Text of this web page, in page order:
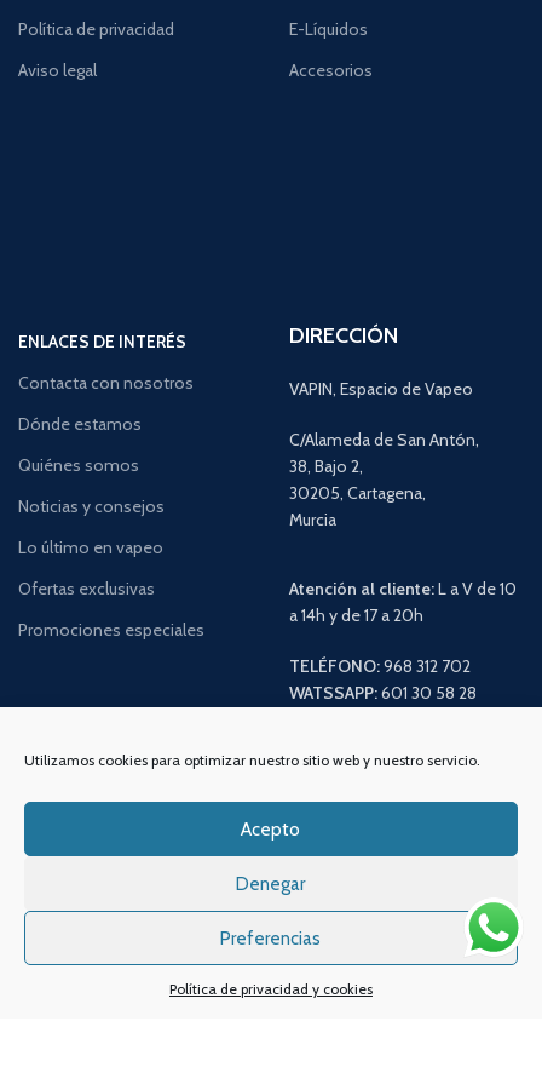
Utilizamos cookies para optimizar nuestro sitio web y nuestro servicio.
Acepto
Denegar
Preferencias
Política de privacidad y cookies
Política de privacidad
Aviso legal
E-Líquidos
Accesorios
ENLACES DE INTERÉS
Contacta con nosotros
Dónde estamos
Quiénes somos
Noticias y consejos
Lo último en vapeo
Ofertas exclusivas
Promociones especiales
DIRECCIÓN
VAPIN, Espacio de Vapeo
C/Alameda de San Antón,
38, Bajo 2,
30205, Cartagena,
Murcia
Atención al cliente:L a V de 10
a 14h y de 17 a 20h
TELÉFONO:968 312 702
WATSSAPP:601 30 58 28